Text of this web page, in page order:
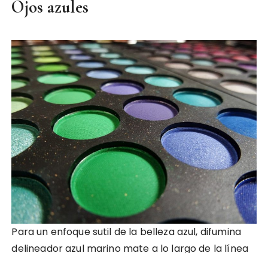
Ojos azules
Para un enfoque sutil de la belleza azul, difumina
delineador azul marino mate a lo largo de la línea